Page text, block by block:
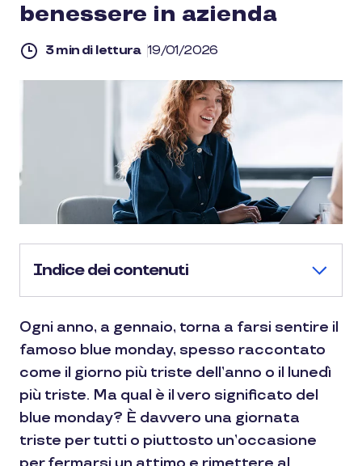
benessere in azienda
3 min di lettura 19/01/2026
Indice dei contenuti
Ogni anno, a gennaio, torna a farsi sentire il
famoso blue monday, spesso raccontato
come il giorno più triste dell’anno o il lunedì
più triste. Ma qual è il vero significato del
blue monday? È davvero una giornata
triste per tutti o piuttosto un’occasione